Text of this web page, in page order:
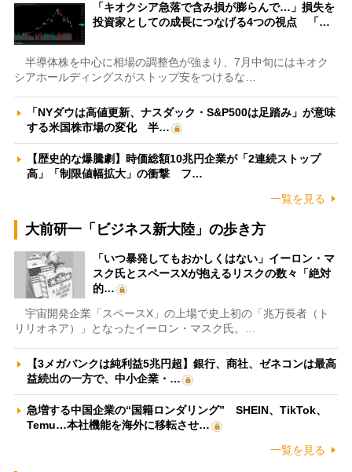
「キオクシア急落で含み損が膨らんで…」損失を
投資家としての成長につなげる4つの視点 「…
半導体株を中心に相場の調整色が強まり、7月中旬にはキオク
シアホールディングスがストップ安をつけるな…
「NYダウは高値更新、ナスダック・S&P500は足踏み」が意味
する米国株市場の変化 半…
【歴史的な爆騰劇】時価総額10兆円企業が「2連続ストップ
高」「制限値幅拡大」の衝撃 フ…
一覧を見る
大前研一「ビジネス新大陸」の歩き方
「いつ暴発してもおかしくはない」イーロン・マ
スク氏とスペースXが抱えるリスクの数々「絶対
的…
宇宙開発企業「スペースX」の上場で史上初の「兆万長者（ト
リリオネア）」となったイーロン・マスク氏。…
【3メガバンクは純利益5兆円超】銀行、商社、ゼネコンは最高
益続出の一方で、中小企業・…
急増する中国企業の“国籍ロンダリング” SHEIN、TikTok、
Temu…本社機能を海外に移転させ…
一覧を見る